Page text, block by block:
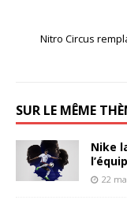
Nitro Circus
SUR LE MÊME
Nike
22